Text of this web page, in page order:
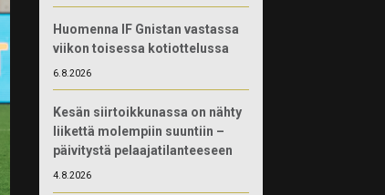
Huomenna IF Gnistan vastassa
viikon toisessa kotiottelussa
6.8.2026
Kesän siirtoikkunassa on nähty
liikettä molempiin suuntiin –
päivitystä pelaajatilanteeseen
4.8.2026